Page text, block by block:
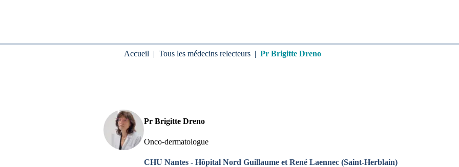
Accueil | Tous les médecins relecteurs | Pr Brigitte Dreno
Pr Brigitte Dreno
Onco-dermatologue
CHU Nantes - Hôpital Nord Guillaume et René Laennec (Saint-Herblain)